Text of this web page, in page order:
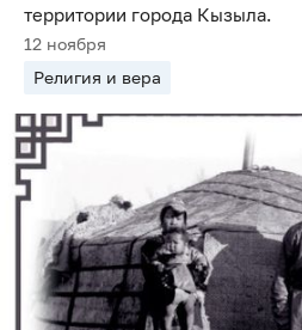
территории города Кызыла.
12 ноября
Религия и вера